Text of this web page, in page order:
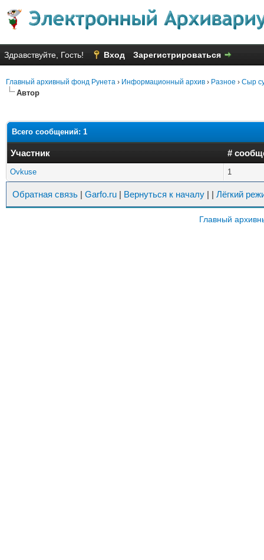
Здравствуйте, Гость! Вход Зарегистрироваться
Главный архивный фонд Рунета › Информационный архив › Разное › Сыр
Автор
Всего сообщений: 1
Участник #
Ovkuse 1
Обратная связь | Garfo.ru | Вернуться к началу | | Лёгкий
Главный